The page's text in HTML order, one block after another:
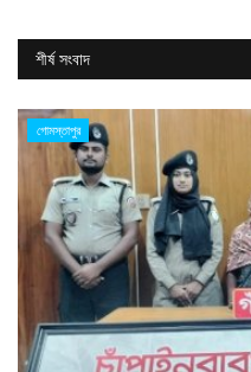
শীর্ষ সংবাদ
গোমস্তাপুর